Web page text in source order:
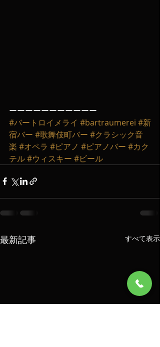
ーーーーーーーーーーー
#バートロイメライ #bartraumerei #新
宿バー #歌舞伎町バー #クラシック音
楽 #オペラ #ピアノ #ピアノバー #カク
テル#ウィスキー #ビール
最新記事 すべて表示